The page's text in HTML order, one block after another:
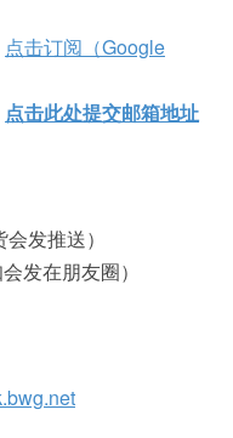
点击订阅（Google
点击此处提交邮箱地址
会发推送）
发在朋友圈）